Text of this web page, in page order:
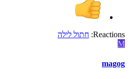
Reactions: חתול לילה
M
magog